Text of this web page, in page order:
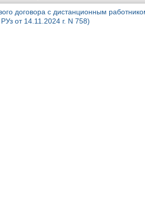
договора с дистанционным
от 14.11.2024 г. N 758)